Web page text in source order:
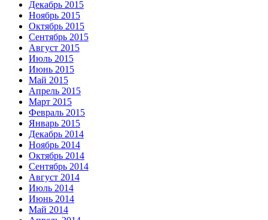
Декабрь 2015
Ноябрь 2015
Октябрь 2015
Сентябрь 2015
Август 2015
Июль 2015
Июнь 2015
Май 2015
Апрель 2015
Март 2015
Февраль 2015
Январь 2015
Декабрь 2014
Ноябрь 2014
Октябрь 2014
Сентябрь 2014
Август 2014
Июль 2014
Июнь 2014
Май 2014